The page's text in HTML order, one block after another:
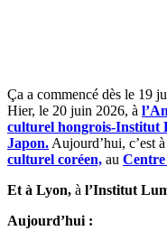
Ça a commencé dès le 19
Hier, le 20 juin 2026, à
culturel hongrois-Institut
Japon. Aujourd’hui, c’est à
culturel coréen, au
Et à Lyon, à l’Institut
Aujourd’hui :